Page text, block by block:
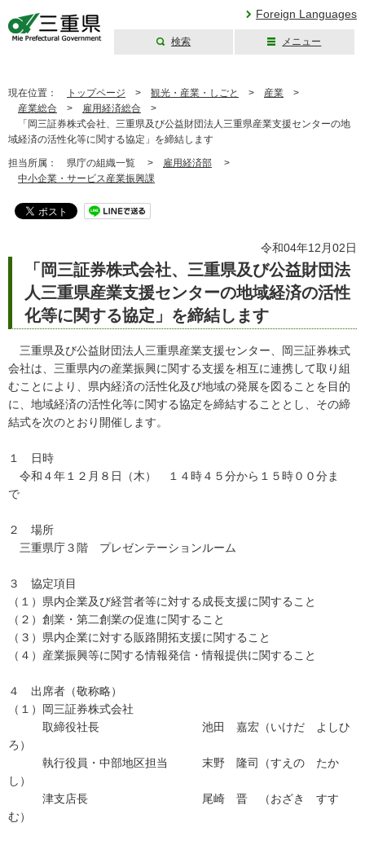
Foreign Languages
検索 メニュー
現在位置： トップページ > 観光・産業・しごと > 産業 >
産業総合 > 雇用経済総合 >
「岡三証券株式会社、三重県及び公益財団法人三重県産業支援センターの地
域経済の活性化等に関する協定」を締結します
担当所属： 県庁の組織一覧 > 雇用経済部 >
中小企業・サービス産業振興課
令和04年12月02日
「岡三証券株式会社、三重県及び公益財団法
人三重県産業支援センターの地域経済の活性
化等に関する協定」を締結します
三重県及び公益財団法人三重県産業支援センター、岡三証券株式
会社は、三重県内の産業振興に関する支援を相互に連携して取り組
むことにより、県内経済の活性化及び地域の発展を図ることを目的
に、地域経済の活性化等に関する協定を締結することとし、その締
結式を次のとおり開催します。
１ 日時
令和４年１２月８日（木） １４時４５分から１５時００分ま
で
２ 場所
三重県庁３階 プレゼンテーションルーム
３ 協定項目
（１）県内企業及び経営者等に対する成長支援に関すること
（２）創業・第二創業の促進に関すること
（３）県内企業に対する販路開拓支援に関すること
（４）産業振興等に関する情報発信・情報提供に関すること
４ 出席者（敬称略）
（１）岡三証券株式会社
取締役社長 池田 嘉宏（いけだ よしひ
ろ）
執行役員・中部地区担当 末野 隆司（すえの たか
し）
津支店長 尾崎 晋 （おざき すす
む）